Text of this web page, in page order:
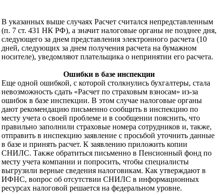
В указанных выше случаях Расчет считался непредставленным
(п. 7 ст. 431 НК РФ), а значит налоговые органы не позднее дня,
следующего за днем представления электронного расчета (10
дней, следующих за днем получения расчета на бумажном
носителе), уведомляют плательщика о непринятии его расчета.
Ошибки в базе инспекции
Еще одной ошибкой, с которой столкнулись бухгалтеры, стала
невозможность сдать «Расчет по страховым взносам» из-за
ошибок в базе инспекции. В этом случае налоговые органы
дают рекомендацию письменно сообщить в инспекцию по
месту учета о своей проблеме и в сообщении пояснить, что
правильно заполнили страховые номера сотрудников и, также,
отправить в инспекцию заявление с просьбой уточнить данные
в базе и принять расчет. К заявлению приложить копии
СНИЛС. Также обратиться письменно в Пенсионный фонд по
месту учета компании и попросить, чтобы специалисты
выгрузили верные сведения налоговикам. Как утверждают в
ИФНС, вопрос об отсутствии СНИЛС в информационных
ресурсах налоговой решается на федеральном уровне.